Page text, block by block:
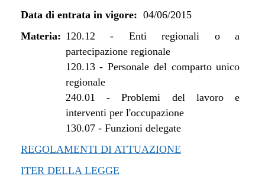
Data di entrata in vigore: 04/06/2015
Materia: 120.12 - Enti regionali o a
partecipazione regionale
120.13-Personale del comparto unico
regionale
240.01 -Problemi del lavoro e
interventi per l'occupazione
130.07- Funzioni delegate
REGOLAMENTI DI ATTUAZIONE
ITER DELLA LEGGE